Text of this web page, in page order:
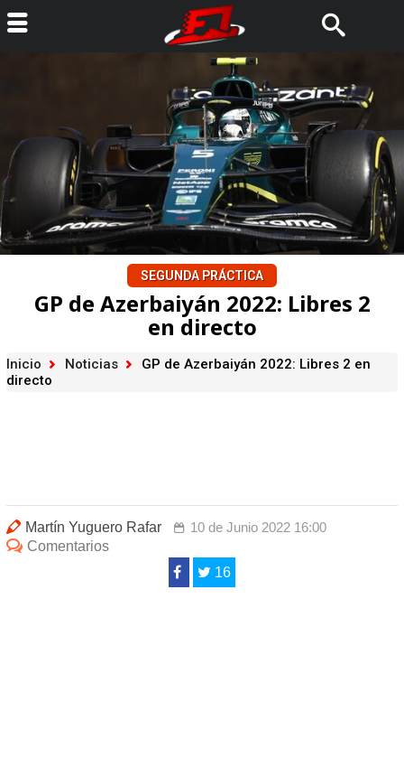
SEGUNDA PRÁCTICA
GP de Azerbaiyán 2022: Libres 2
en directo
Inicio Noticias
GP de Azerbaiyán 2022: Libres 2 en
directo
Martín Yuguero Rafar
10 de Junio 2022 16:00
Comentarios
16